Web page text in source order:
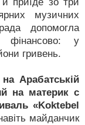
музичних
допомогла
фінансово: у
гривень.
Арабатській
на материк с
«Koktebel
майданчик